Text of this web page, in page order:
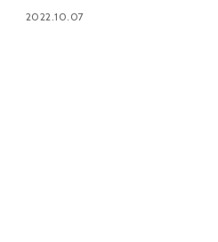
2022.10.07